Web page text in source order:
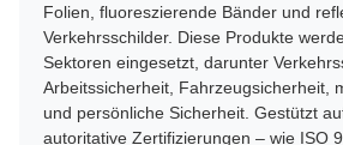
Folien, fluoreszierende Bänder und
Verkehrsschilder. Diese Produkte
Sektoren eingesetzt, darunter
Arbeitssicherheit, Fahrzeugsicherheit,
und persönliche Sicherheit. Gestützt
autoritative Zertifizierungen – wie ISO